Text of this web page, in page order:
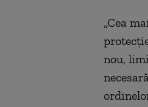
„Cea
nou,